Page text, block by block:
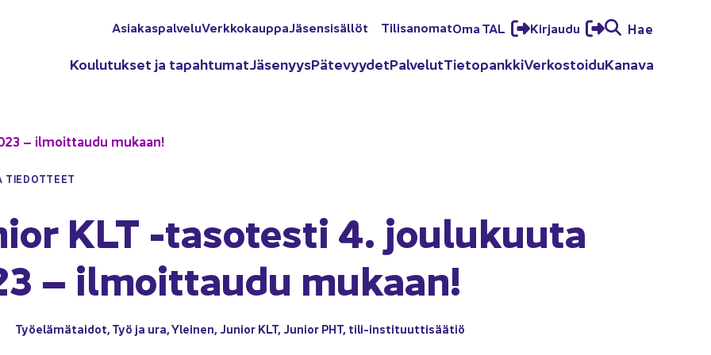
Asia­kas­pal­ve­luVerk­ko­kaup­paJä­sen­si­säl­löt Ti­li­sa­no­matOma TAL Kir­jau­du Hae
Kou­lu­tuk­set ja ta­pah­tu­matJä­se­nyysPä­te­vyy­detPal­ve­lutTie­to­pank­kiVer­kos­toi­duKa­na­va
– il­moit­tau­du mu­kaan!
TIE­DOT­TEET
KLT -​tasotesti 4. jou­lu­kuu­ta
– il­moit­tau­du mu­kaan!
Työ­elä­mä­tai­dot,Työ ja ura,Ylei­nen, Ju­nior KLT, Ju­nior PHT, tili-​instituuttisäätiö